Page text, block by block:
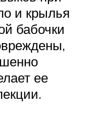
и крылья
бабочки
ее